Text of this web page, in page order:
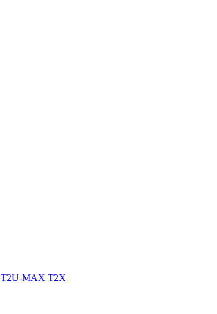
T2U-MAX T2X